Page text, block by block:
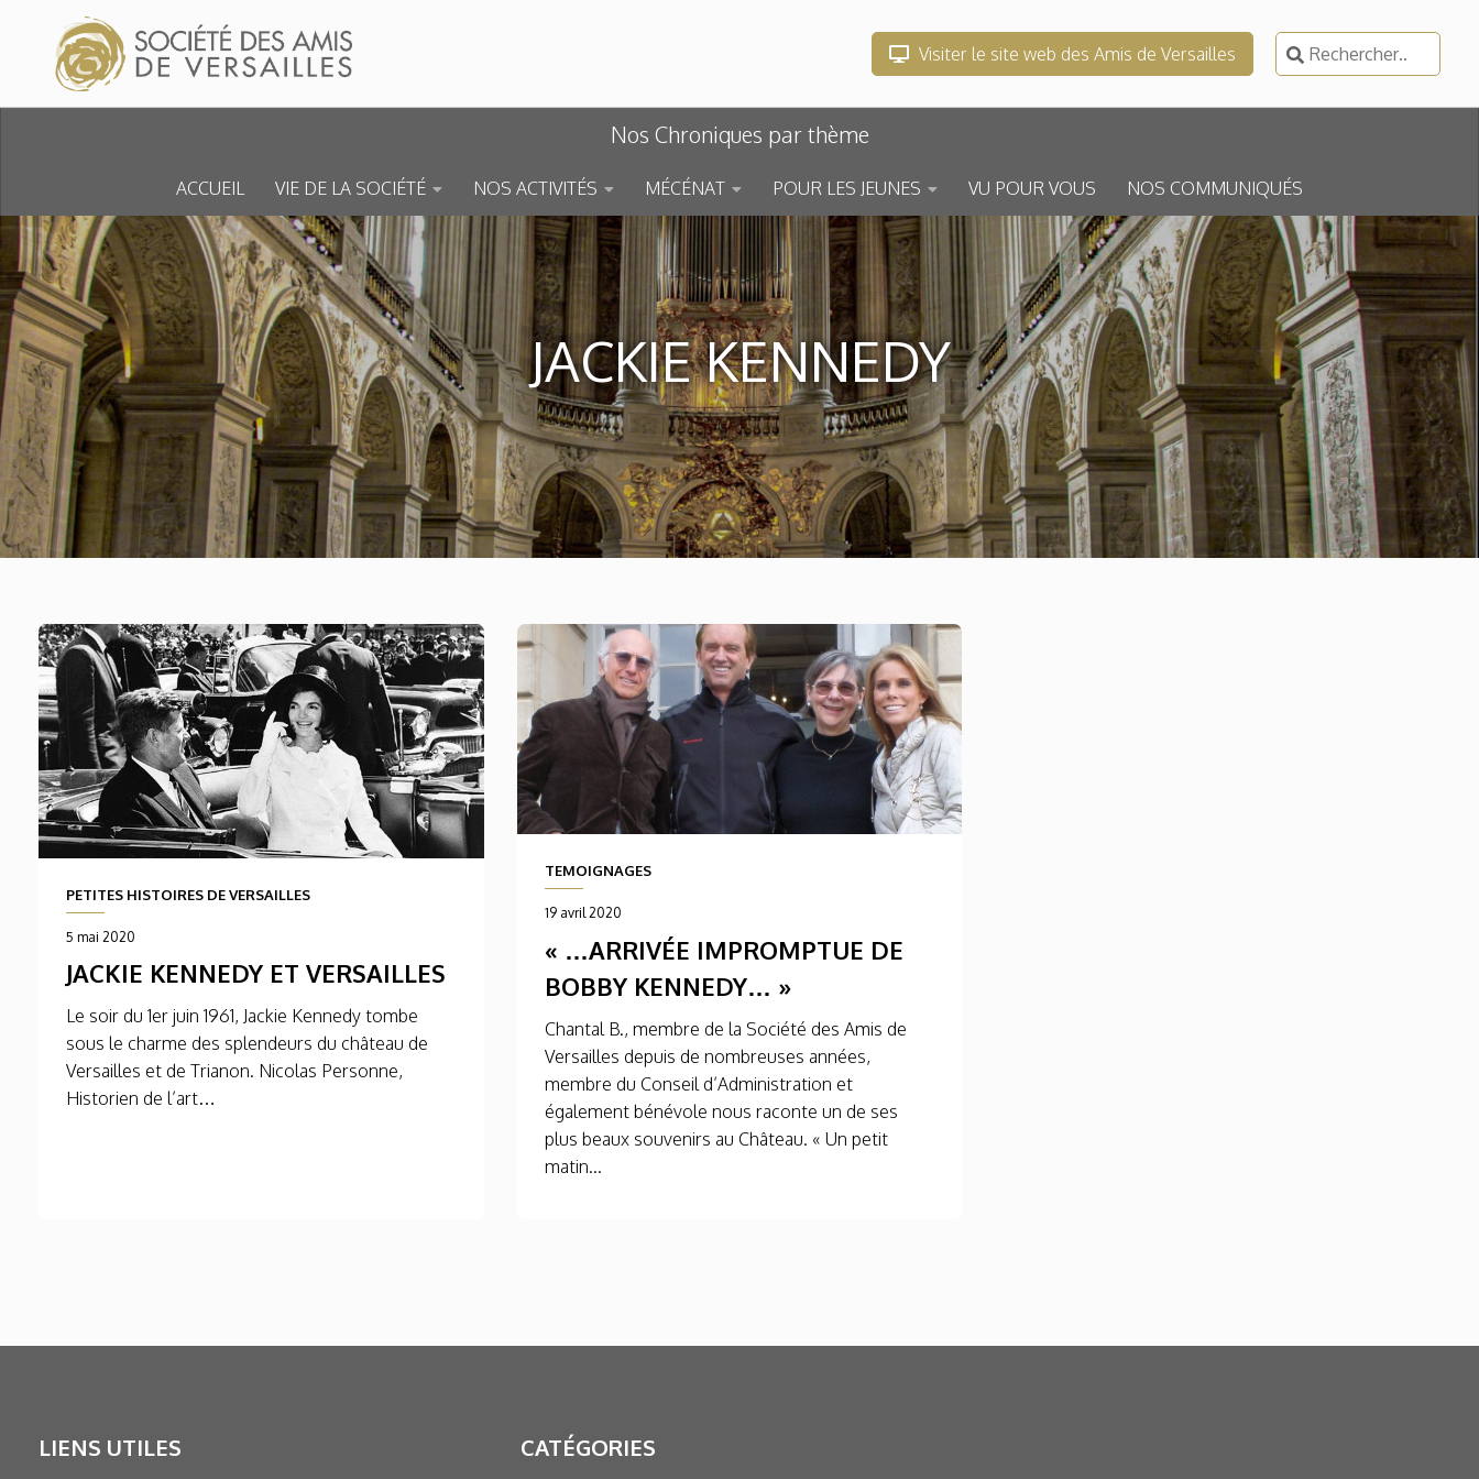
Skip to content
Visiter le site web des Amis de Versailles
Rechercher :
Nos Chroniques par thème
ACCUEIL VIE DE LA SOCIÉTÉ NOS ACTIVITÉS MÉCÉNAT POUR LES JEUNES VU POUR VOUS NOS COMMUNIQUÉS
JACKIE KENNEDY
PETITES HISTOIRES DE VERSAILLES
5 mai 2020
JACKIE KENNEDY ET VERSAILLES
Le soir du 1er juin 1961, Jackie Kennedy tombe
sous le charme des splendeurs du château de
Versailles et de Trianon. Nicolas Personne,
Historien de l’art…
TEMOIGNAGES
19 avril 2020
« …ARRIVÉE IMPROMPTUE DE
BOBBY KENNEDY… »
Chantal B., membre de la Société des Amis de
Versailles depuis de nombreuses années,
membre du Conseil d’Administration et
également bénévole nous raconte un de ses
plus beaux souvenirs au Château. « Un petit
matin...
LIENS UTILES CATÉGORIES